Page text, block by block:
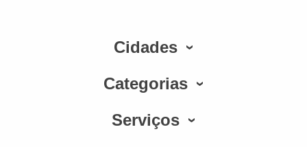
Cidades
Categorias
Serviços